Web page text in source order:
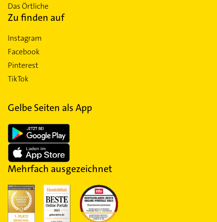
Das Örtliche
Zu finden auf
Instagram
Facebook
Pinterest
TikTok
Gelbe Seiten als App
Mehrfach ausgezeichnet